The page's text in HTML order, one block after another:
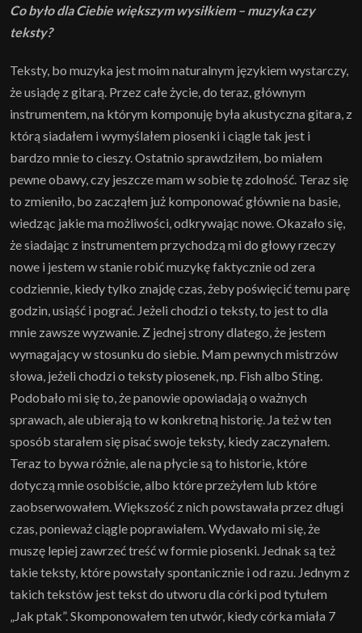
Co było dla Ciebie większym wysiłkiem – muzyka czy
teksty?
Teksty, bo muzyka jest moim naturalnym językiem wystarczy,
że usiądę z gitarą. Przez całe życie, do teraz, głównym
instrumentem, na którym komponuję była akustyczna gitara, z
którą siadałem i wymyślałem piosenki i ciągle tak jest i
bardzo mnie to cieszy. Ostatnio sprawdziłem, bo miałem
pewne obawy, czy jeszcze mam w sobie tę zdolność. Teraz się
to zmieniło, bo zacząłem już komponować głównie na basie,
wiedząc jakie ma możliwości, odkrywając nowe. Okazało się,
że siadając z instrumentem przychodzą mi do głowy rzeczy
nowe i jestem w stanie robić muzykę faktycznie od zera
codziennie, kiedy tylko znajdę czas, żeby poświęcić temu parę
godzin, usiąść i pograć. Jeżeli chodzi o teksty, to jest to dla
mnie zawsze wyzwanie. Z jednej strony dlatego, że jestem
wymagający w stosunku do siebie. Mam pewnych mistrzów
słowa, jeżeli chodzi o teksty piosenek, np. Fish albo Sting.
Podobało mi się to, że panowie opowiadają o ważnych
sprawach, ale ubierają to w konkretną historię. Ja też w ten
sposób starałem się pisać swoje teksty, kiedy zaczynałem.
Teraz to bywa różnie, ale na płycie są to historie, które
dotyczą mnie osobiście, albo które przeżyłem lub które
zaobserwowałem. Większość z nich powstawała przez długi
czas, ponieważ ciągle poprawiałem. Wydawało mi się, że
muszę lepiej zawrzeć treść w formie piosenki. Jednak są też
takie teksty, które powstały spontanicznie i od razu. Jednym z
takich tekstów jest tekst do utworu dla córki pod tytułem
„Jak ptak”. Skomponowałem ten utwór, kiedy córka miała 7